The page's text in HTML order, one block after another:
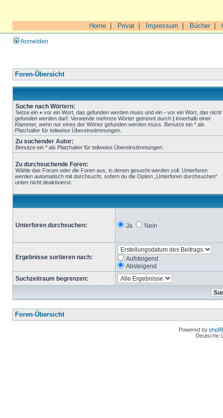
Home Privat Impressum Bücher|
Anmelden
Foren-Übersicht
Suche nach Wörtern:
Setze ein + vor ein Wort, das gefunden werden muss und ein - vor ein Wort, das nicht
gefunden werden darf. Verwende mehrere Wörter getrennt durch | innerhalb einer
Klammer, wenn nur eines der Wörter gefunden werden muss. Benutze ein * als
Platzhalter für teilweise Übereinstimmungen.
Zu suchender Autor:
Benutze ein * als Platzhalter für teilweise Übereinstimmungen.
Zu durchsuchende Foren:
Wähle das Forum oder die Foren aus, in denen gesucht werden soll. Unterforen
werden automatisch mit durchsucht, sofern du die Option „Unterforen durchsuchen“
unten nicht deaktivierst.
Unterforen durchsuchen: Ja Nein
Ergebnisse sortieren nach:
Aufsteigend
Absteigend
Suchzeitraum begrenzen:
Foren-Übersicht
Powered by
Deutsche